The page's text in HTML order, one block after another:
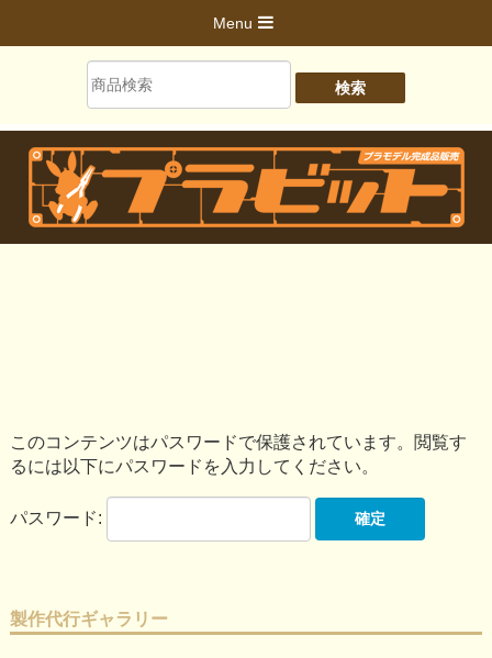
Menu
このコンテンツはパスワードで保護されています。閲覧す
るには以下にパスワードを入力してください。
パスワード:
製作代行ギャラリー